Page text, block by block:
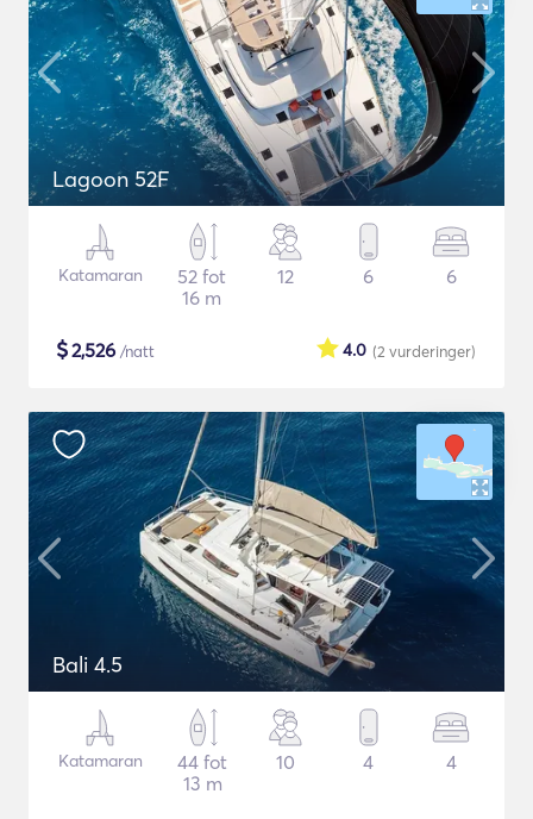
Lagoon 52F
Katamaran
52 fot
16 m
12 6 6
$2,526 /natt (2 vurderinger)
4.0
Bali 4.5
Katamaran
44 fot
13 m
10 4 4